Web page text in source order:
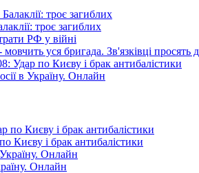
троє загиблих
РФ у війні
уся бригада. Зв'язківці просять
Удар по Києву і брак антибалістики
в Україну. Онлайн
Києву і брак антибалістики
Онлайн